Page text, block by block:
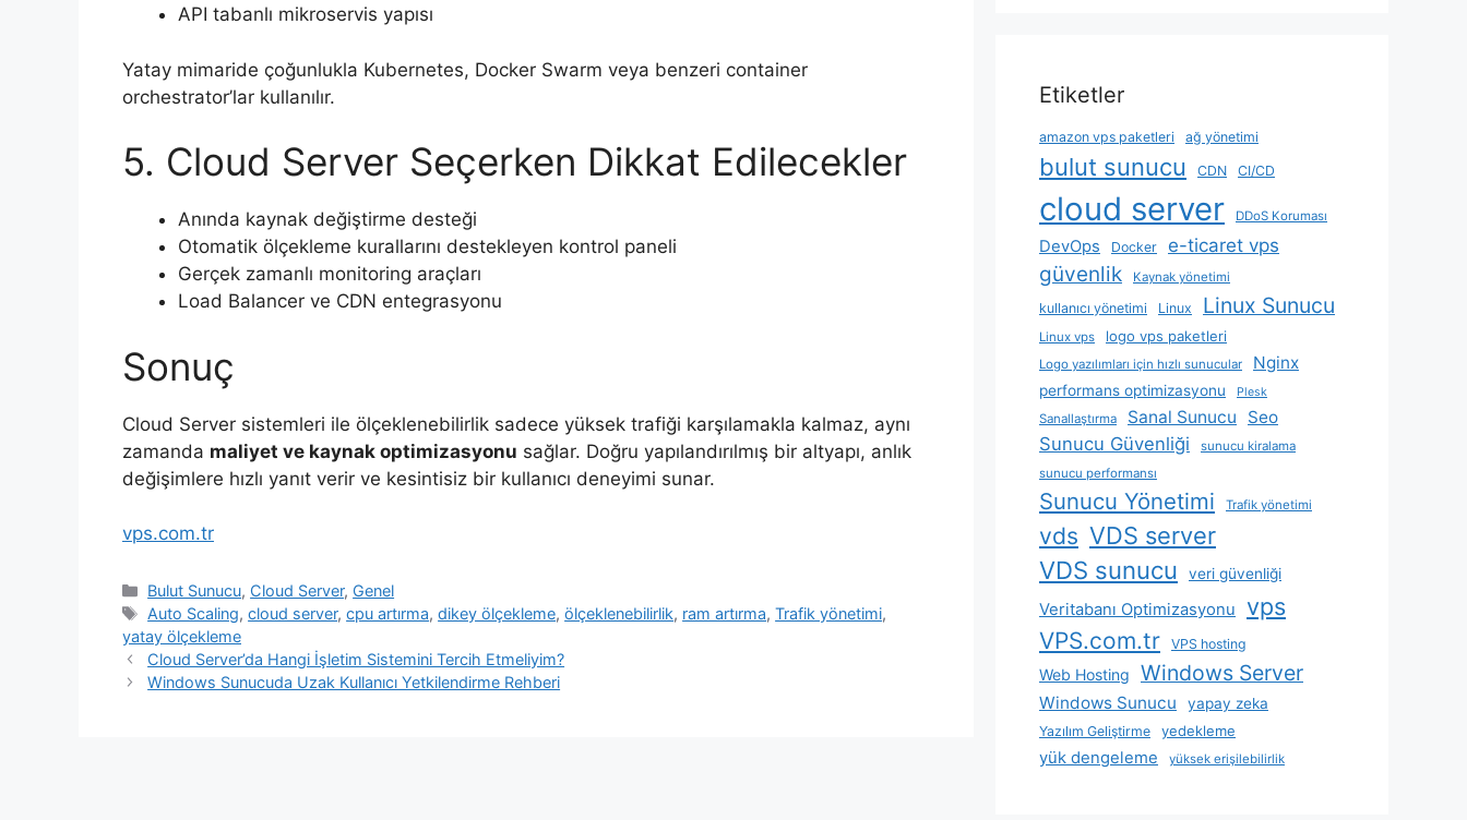
API tabanlı mikroservis yapısı
Yatay mimaride çoğunlukla Kubernetes, Docker Swarm veya benzeri container
orchestrator’lar kullanılır.
5. Cloud Server Seçerken Dikkat Edilecekler
Anında kaynak değiştirme desteği
Otomatik ölçekleme kurallarını destekleyen kontrol paneli
Gerçek zamanlı monitoring araçları
Load Balancer ve CDN entegrasyonu
Sonuç
Cloud Server sistemleri ile ölçeklenebilirlik sadece yüksek trafiği karşılamakla kalmaz, aynı
zamanda maliyet ve kaynak optimizasyonu sağlar. Doğru yapılandırılmış bir altyapı, anlık
değişimlere hızlı yanıt verir ve kesintisiz bir kullanıcı deneyimi sunar.
vps.com.tr
Kategoriler
Bulut Sunucu, Cloud Server, Genel
Etiketler
Auto Scaling,cloud server,cpu artırma,dikey ölçekleme,ölçeklenebilirlik, ram artırma,Trafik yönetimi,
yatay ölçekleme
Cloud Server’da Hangi İşletim Sistemini Tercih Etmeliyim?
Windows Sunucuda Uzak Kullanıcı Yetkilendirme Rehberi
Etiketler
amazon vps paketleri ağ yönetimi
bulut sunucu CDN CI/CD
cloud server DDoS Koruması
DevOps Docker e-ticaret vps
güvenlik Kaynak yönetimi
kullanıcı yönetimi Linux Linux Sunucu
Linux vps logo vps paketleri
Logo yazılımları için hızlı sunucular Nginx
performans optimizasyonu Plesk
Sanallaştırma Sanal Sunucu Seo
Sunucu Güvenliği
sunucu kiralama
sunucu performansı
Sunucu Yönetimi Trafik yönetimi
vds VDS server
VDS sunucu
veri güvenliği
Veritabanı Optimizasyonu vps
VPS.com.tr VPS hosting
Web Hosting Windows Server
Windows Sunucu yapay zeka
Yazılım Geliştirme yedekleme
yük dengeleme yüksek erişilebilirlik